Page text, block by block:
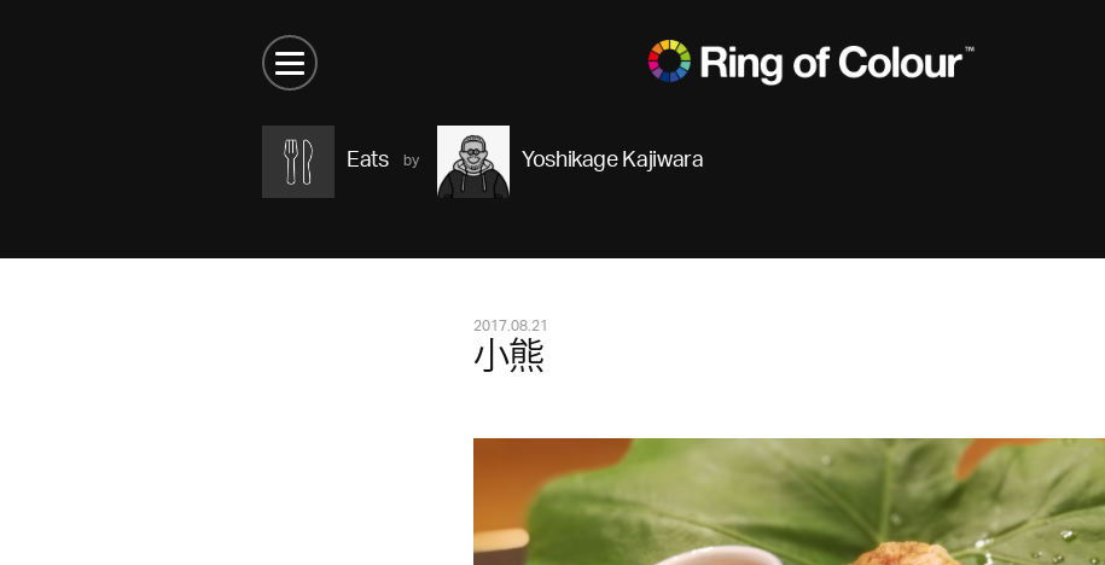
Eats Yoshikage Kajiwara
2017.08.21
小熊